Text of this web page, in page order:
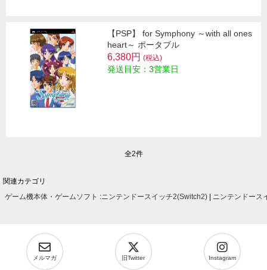
【PSP】 for Symphony ～with all ones
heart～ ポータブル
6,380円 (税込)
発送目安：3営業日
全2件
関連カテゴリ
ゲーム機本体・ゲームソフト :ニンテンドースイッチ2(Switch2) ニンテンドース
メルマガ 旧Twitter Instagram